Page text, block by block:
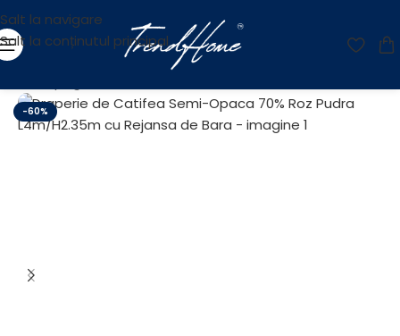
Salt la navigare
Salt la conținutul principal
-60%